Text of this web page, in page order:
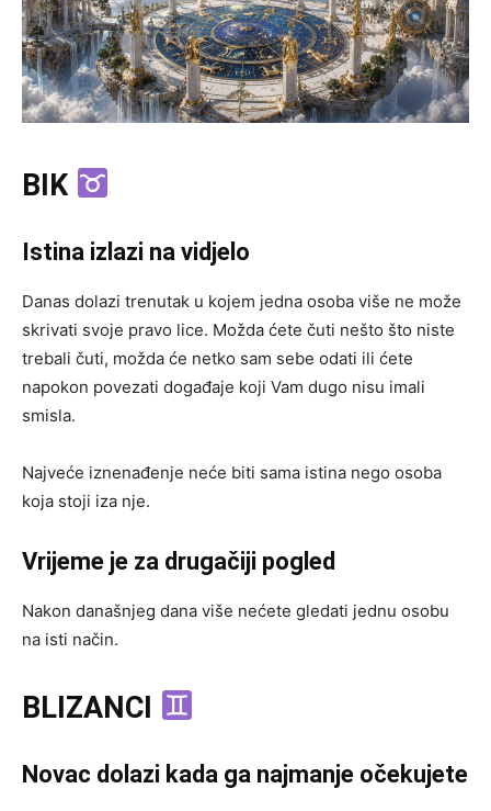
BIK
Istina izlazi na vidjelo
Danas dolazi trenutak u kojem jedna osoba više ne može
skrivati svoje pravo lice. Možda ćete čuti nešto što niste
trebali čuti, možda će netko sam sebe odati ili ćete
napokon povezati događaje koji Vam dugo nisu imali
smisla.
Najveće iznenađenje neće biti sama istina nego osoba
koja stoji iza nje.
Vrijeme je za drugačiji pogled
Nakon današnjeg dana više nećete gledati jednu osobu
na isti način.
BLIZANCI
Novac dolazi kada ga najmanje očekujete